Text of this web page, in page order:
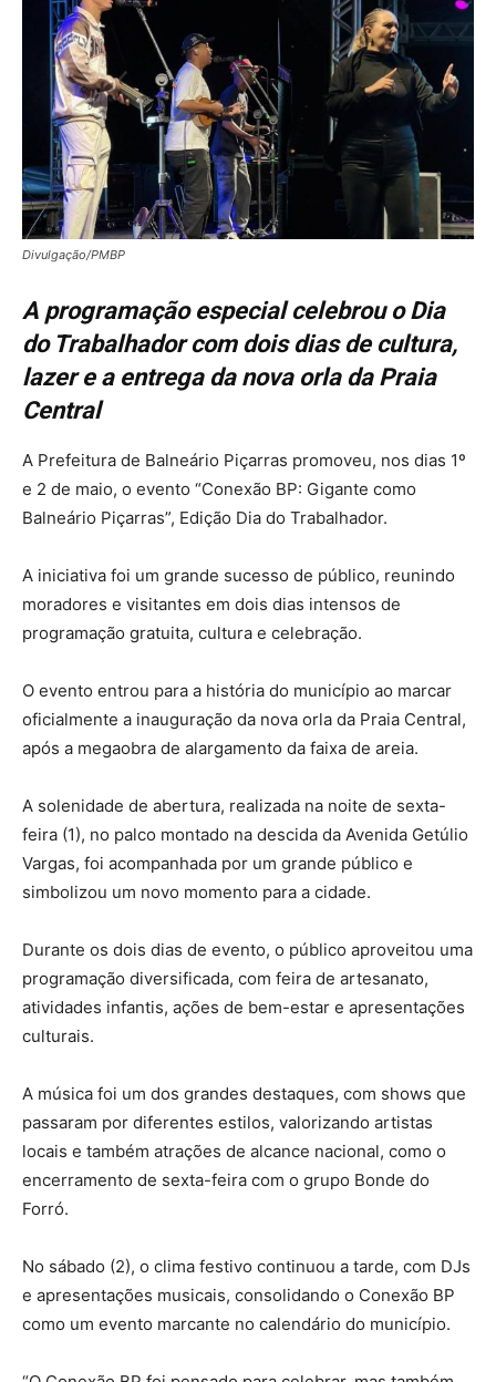
Divulgação/PMBP
A programação especial celebrou o Dia
do Trabalhador com dois dias de cultura,
lazer e a entrega da nova orla da Praia
Central
A Prefeitura de Balneário Piçarras promoveu, nos dias 1º
e 2 de maio, o evento “Conexão BP: Gigante como
Balneário Piçarras”, Edição Dia do Trabalhador.
A iniciativa foi um grande sucesso de público, reunindo
moradores e visitantes em dois dias intensos de
programação gratuita, cultura e celebração.
O evento entrou para a história do município ao marcar
oficialmente a inauguração da nova orla da Praia Central,
após a megaobra de alargamento da faixa de areia.
A solenidade de abertura, realizada na noite de sexta-
feira (1), no palco montado na descida da Avenida Getúlio
Vargas, foi acompanhada por um grande público e
simbolizou um novo momento para a cidade.
Durante os dois dias de evento, o público aproveitou uma
programação diversificada, com feira de artesanato,
atividades infantis, ações de bem-estar e apresentações
culturais.
A música foi um dos grandes destaques, com shows que
passaram por diferentes estilos, valorizando artistas
locais e também atrações de alcance nacional, como o
encerramento de sexta-feira com o grupo Bonde do
Forró.
No sábado (2), o clima festivo continuou a tarde, com DJs
e apresentações musicais, consolidando o Conexão BP
como um evento marcante no calendário do município.